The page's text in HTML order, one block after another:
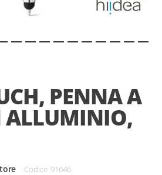
PENNA A
ALLUMINIO,
Codice 91646